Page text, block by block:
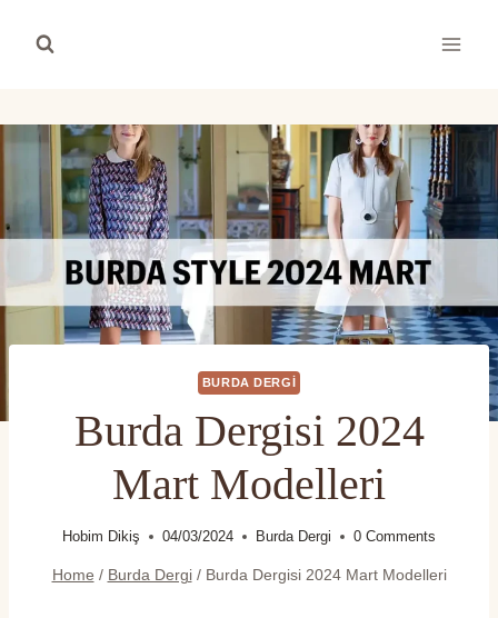
BURDA DERGI
Burda Dergisi 2024
Mart Modelleri
Hobim Dikiş 04/03/2024 Burda Dergi 0 Comments
Home / Burda Dergi / Burda Dergisi 2024 Mart Modelleri